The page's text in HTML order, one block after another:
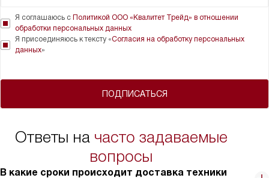
ПОДПИСАТЬСЯ
Я соглашаюсь с Политикой ООО «Квалитет Трейд» в отношении
обработки персональных данных
Я присоединяюсь к тексту «Согласия на обработку персональных
данных»
Ответы на часто задаваемые
вопросы
В какие сроки происходит доставка техники